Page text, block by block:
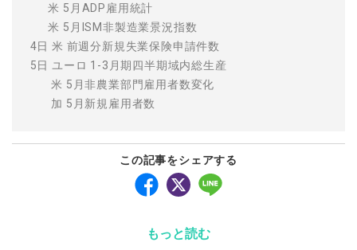
米 5月ADP雇用統計
米 5月ISM非製造業景況指数
4日 米 前週分新規失業保険申請件数
5日 ユーロ 1-3月期四半期域内総生産
米 5月非農業部門雇用者数変化
加 5月新規雇用者数
この記事をシェアする
もっと読む